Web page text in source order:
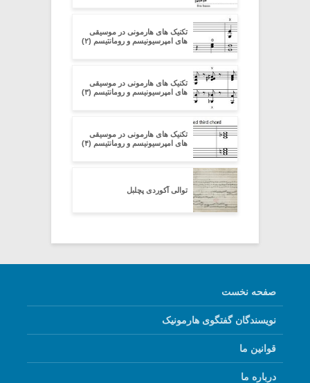
تکنیک های هارمونی در موسیقی
های امپرسیونیسم و رومانتیسم (۲)
تکنیک های هارمونی در موسیقی
های امپرسیونیسم و رومانتیسم (۳)
تکنیک های هارمونی در موسیقی
های امپرسیونیسم و رومانتیسم (۴)
توالی آکوردی پچلبل
صفحه نخست
نویسندگان گفتگوی هارمونیک
قوانین ما
درباره ما